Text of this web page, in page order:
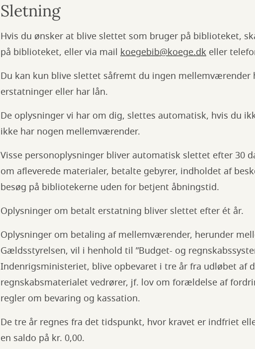
Sletning
Hvis du ønsker at blive slettet som bruger på biblioteket,
på biblioteket, eller via mail koegebib@koege.dk eller
Du kan kun blive slettet såfremt du ingen
erstatninger eller har lån.
De oplysninger vi har om dig, slettes automatisk, hvis du
ikke har nogen mellemværender.
Visse personoplysninger bliver automatisk slettet efter 30
om afleverede materialer, betalte gebyrer, indholdet af
besøg på bibliotekerne uden for betjent åbningstid.
Oplysninger om betalt erstatning bliver slettet efter ét år.
Oplysninger om betaling af mellemværender, herunder
Gældsstyrelsen, vil i henhold til ”Budget- og
Indenrigsministeriet, blive opbevaret i tre år fra udløbet af
regnskabsmaterialet vedrører, jf. lov om forældelse af
regler om bevaring og kassation.
De tre år regnes fra det tidspunkt, hvor kravet er indfriet
en saldo på kr. 0,00.